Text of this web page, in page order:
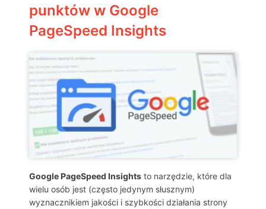
punktów w Google
PageSpeed Insights
Google PageSpeed Insights to narzędzie, które dla
wielu osób jest (często jedynym słusznym)
wyznacznikiem jakości i szybkości działania strony